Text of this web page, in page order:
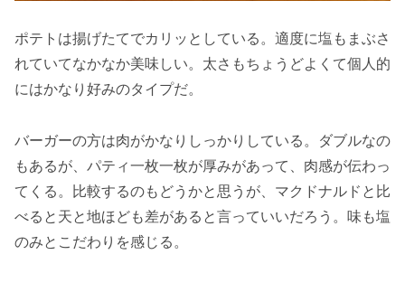
ポテトは揚げたてでカリッとしている。適度に塩もまぶさ
れていてなかなか美味しい。太さもちょうどよくて個人的
にはかなり好みのタイプだ。
バーガーの方は肉がかなりしっかりしている。ダブルなの
もあるが、パティ一枚一枚が厚みがあって、肉感が伝わっ
てくる。比較するのもどうかと思うが、マクドナルドと比
べると天と地ほども差があると言っていいだろう。味も塩
のみとこだわりを感じる。